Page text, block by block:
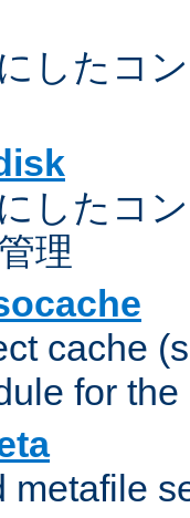
したコ
したコ
理
cache
for
metafile